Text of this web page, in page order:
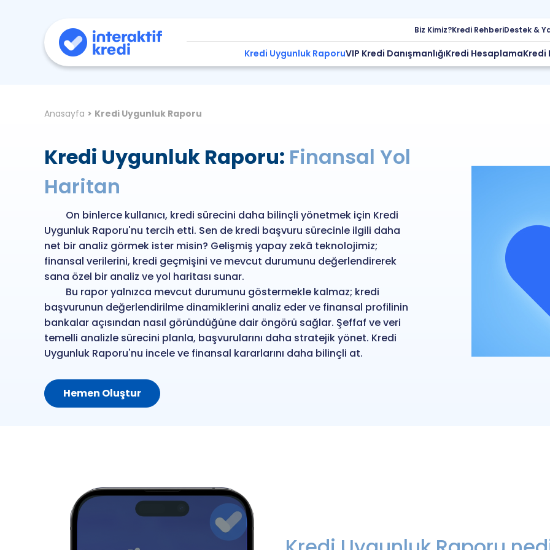
Biz Kimiz?Kredi RehberiDestek &
Kredi Uygunluk RaporuVIP Kredi DanışmanlığıKredi HesaplamaKredi
Anasayfa > Kredi Uygunluk Raporu
Kredi Uygunluk Raporu: Finansal Yol
Haritan
On binlerce kullanıcı, kredi sürecini daha bilinçli yönetmek için Kredi
Uygunluk Raporu'nu tercih etti. Sen de kredi başvuru sürecinle ilgili daha
net bir analiz görmek ister misin? Gelişmiş yapay zekâ teknolojimiz;
finansal verilerini, kredi geçmişini ve mevcut durumunu değerlendirerek
sana özel bir analiz ve yol haritası sunar.
Bu rapor yalnızca mevcut durumunu göstermekle kalmaz; kredi
başvurunun değerlendirilme dinamiklerini analiz eder ve finansal profilinin
bankalar açısından nasıl göründüğüne dair öngörü sağlar. Şeffaf ve veri
temelli analizle sürecini planla, başvurularını daha stratejik yönet. Kredi
Uygunluk Raporu'nu incele ve finansal kararlarını daha bilinçli at.
Hemen Oluştur